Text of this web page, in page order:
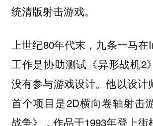
统清版射击游戏。
上世纪80年代末，九条一马
工作是协助测试《异形战机2
没有参与游戏设计。他以设计
首个项目是2D横向卷轴射击
战争》，作品于1993年登上街